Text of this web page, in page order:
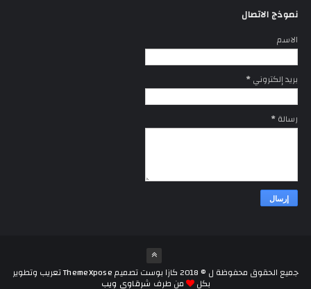
نموذج الاتصال
الاسم
بريد إلكتروني*
رسالة*
جميع الحقوق محفوظة ل ©2018كازا بوستتصميمThemeXposeتعريب وتطوير
بكل من طرف شرقاوى ويب